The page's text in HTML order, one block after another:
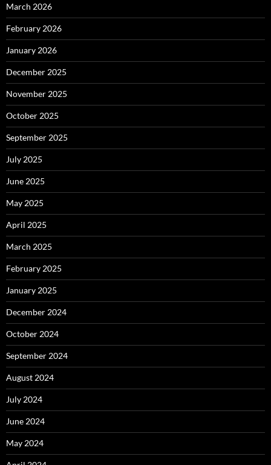
March 2026
February 2026
January 2026
December 2025
November 2025
October 2025
September 2025
July 2025
June 2025
May 2025
April 2025
March 2025
February 2025
January 2025
December 2024
October 2024
September 2024
August 2024
July 2024
June 2024
May 2024